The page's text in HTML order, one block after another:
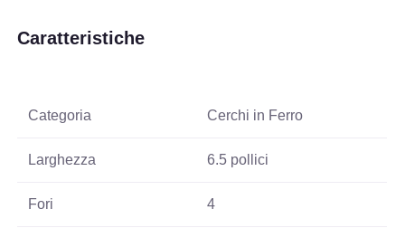
Caratteristiche
Categoria Cerchi in Ferro
Larghezza 6.5 pollici
Fori 4